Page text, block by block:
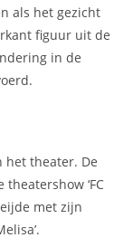
als het gezicht
figuur uit de
in de
het theater. De
‘FC
met zijn